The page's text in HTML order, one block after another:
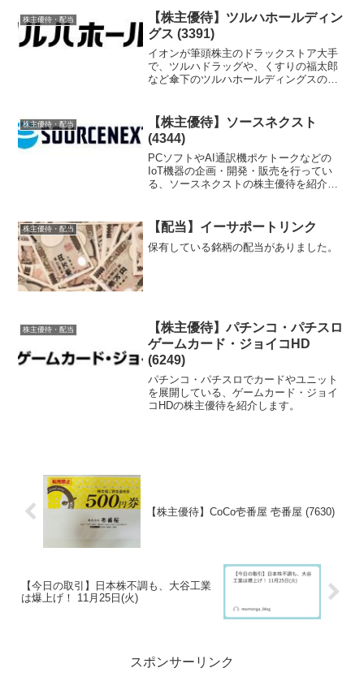
株主優待・配当
【株主優待】ツルハホールディン
グス (3391)
イオンが筆頭株主のドラックストア大手
で、ツルハドラッグや、くすりの福太郎
など傘下のツルハホールディングスの株
株主優待・配当
【株主優待】ソースネクスト
(4344)
PCソフトやAI通訳機ポケトークなどの
IoT機器の企画・開発・販売を行ってい
る、ソースネクストの株主優待を紹介し
株主優待・配当 【配当】イーサポートリンク
保有している銘柄の配当がありました。
株主優待・配当
【株主優待】パチンコ・パチスロ
ゲームカード・ジョイコHD
(6249)
パチンコ・パチスロでカードやユニット
を展開している、ゲームカード・ジョイ
コHDの株主優待を紹介します。
【株主優待】CoCo壱番屋 壱番屋 (7630)
【今日の取引】日本株不調も、大谷工業
は爆上げ！ 11月25日(火)
スポンサーリンク